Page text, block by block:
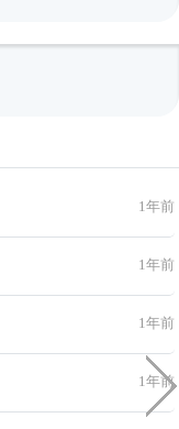
1年前
1年前
1年前
1年前